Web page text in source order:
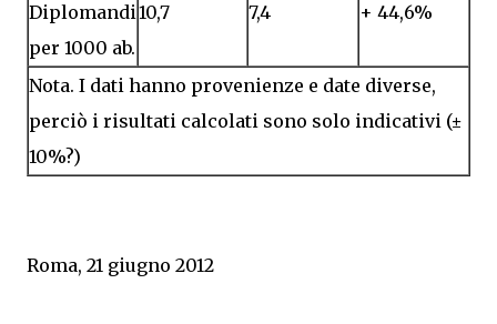
Diplomandi
per 1000 ab.
10,7 7,4 + 44,6%
Nota. I dati hanno provenienze e date diverse,
perciò i risultati calcolati sono solo indicativi (±
10%?)
Roma, 21 giugno 2012